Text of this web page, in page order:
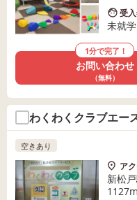
受
未就
1分で完了！
お問い合わせ
（無料）
わくわくクラブエー
空きあり
ア
新松
1127m